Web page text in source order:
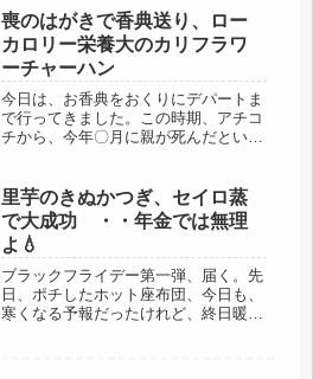
内臓疾患は何もなく、生活習慣病とな
る高血圧と、認知症だけ要するに、ど
こ...
喪のはがきで香典送り、ロー
カロリー栄養大のカリフラワ
ーチャーハン
今日は、お香典をおくりにデパートま
で行ってきました。この時期、アチコ
チから、今年〇月に親が死んだという
と言う事は、何かしら、動かないとい
けない。と思いました。自分の父親の
葬...
里芋のきぬかつぎ、セイロ蒸
で大成功 ・・年金では無理
よ💧
ブラックフライデー第一弾、届く。先
日、ポチしたホット座布団、今日も、
寒くなる予報だったけれど、終日暖か